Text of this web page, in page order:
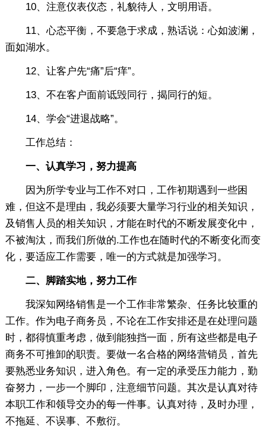
10、注意仪表仪态，礼貌待人，文明用语。
11、心态平衡，不要急于求成，熟话说：心如波澜，
面如湖水。
12、让客户先“痛”后“痒”。
13、不在客户面前诋毁同行，揭同行的短。
14、学会“进退战略”。
工作总结：
一、认真学习，努力提高
因为所学专业与工作不对口，工作初期遇到一些困
难，但这不是理由，我必须要大量学习行业的相关知识，
及销售人员的相关知识，才能在时代的不断发展变化中，
不被淘汰，而我们所做的.工作也在随时代的不断变化而变
化，要适应工作需要，唯一的方式就是加强学习。
二、脚踏实地，努力工作
我深知网络销售是一个工作非常繁杂、任务比较重的
工作。作为电子商务员，不论在工作安排还是在处理问题
时，都得慎重考虑，做到能独挡一面，所有这些都是电子
商务不可推卸的职责。要做一名合格的网络营销员，首先
要熟悉业务知识，进入角色。有一定的承受压力能力，勤
奋努力，一步一个脚印，注意细节问题。其次是认真对待
本职工作和领导交办的每一件事。认真对待，及时办理，
不拖延、不误事、不敷衍。